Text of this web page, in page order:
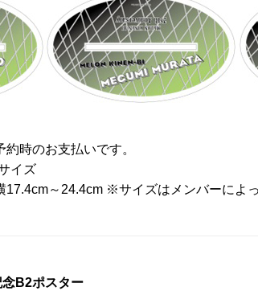
時のお支払いです。
イズ
17.4cm～24.4cm ※サイズはメンバーによ
B2ポスター